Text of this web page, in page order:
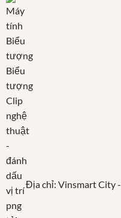
Địa chỉ: Vinsmart City